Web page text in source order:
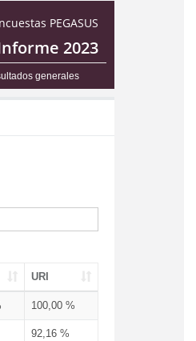
PEGASUS
2023
generales
URI
100,00 %
92,16 %